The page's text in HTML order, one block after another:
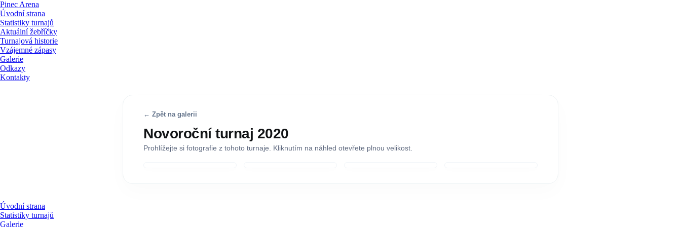
Pinec Arena
Úvodní strana
Statistiky turnajů
Aktuální žebříčky
Turnajová historie
Vzájemné zápasy
Galerie
Odkazy
Kontakty
← Zpět na galerii
Novoroční turnaj 2020
Prohlížejte si fotografie z tohoto turnaje. Kliknutím na náhled otevřete plnou velikost.
Úvodní strana
Statistiky turnajů
Galerie